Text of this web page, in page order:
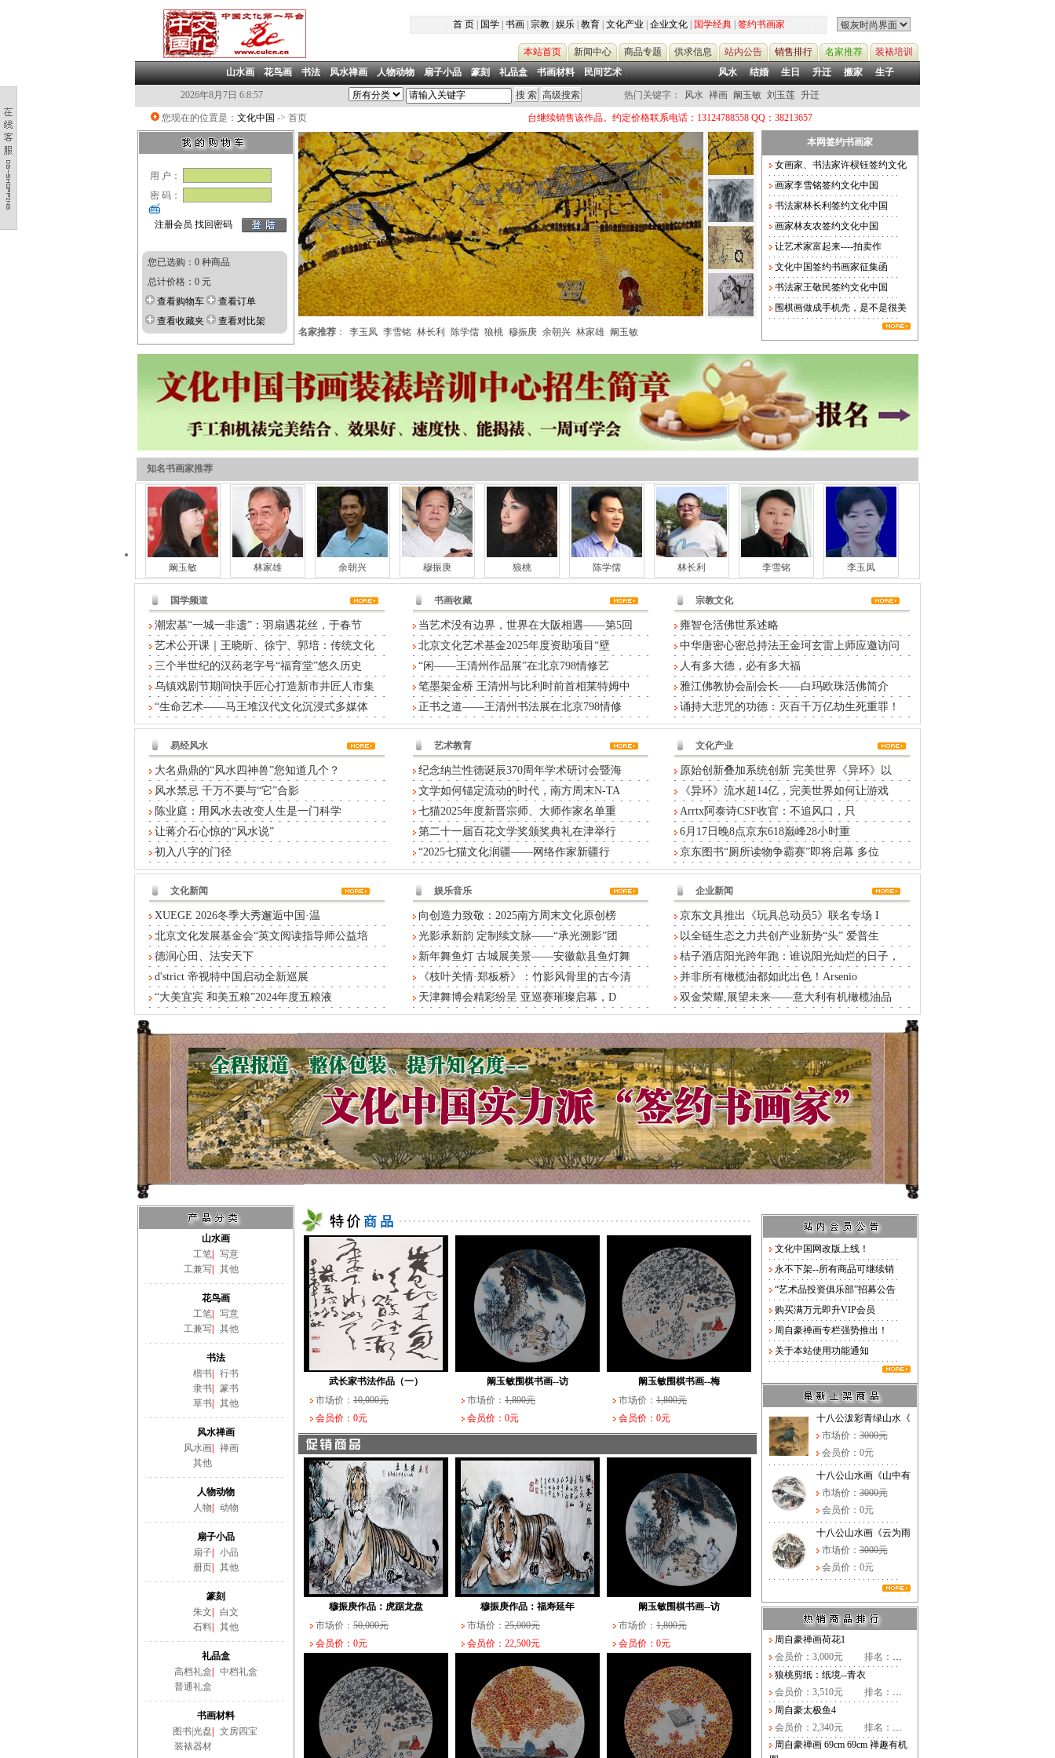
首 页| 国学| 书画| 宗教| 娱乐| 教育| 文化产业 企业文化| 国学经典| 签约书画家
本站首页 新闻中心 商品专题 供求信息 站内公告 销售排行 名家推荐
装裱培训
山水画|花鸟画|书法|风水禅画|人物动物|扇子小品|篆刻 |礼品盒|书画材料|民间艺术| 风水 结婚 生日 升迁 搬家 生子
2026年8月7日 6:8:58 热门关键字： 风水 禅画 阚玉敏 刘玉莲 升迁
您现在的位置是： 文化中国 -> 首页
凡加盟本俱乐部，在本店购买书画作品者，均可借助本平台继续销售该作品。约定价格联系电话：13124788558 QQ：38213657
用 户：
密 码：
注册会员 找回密码
您已选购：0 种商品
总计价格：0 元
查看购物车
查看订单
查看收藏夹
查看对比架
名家推荐 ： 李玉凤 李雪铭 林长利 陈学儒 狼桃 穆振庚 余朝兴 林家雄 阚玉敏
本网签约书画家
女画家、书法家许棂钰签约文化
画家李雪铭签约文化中国
书法家林长利签约文化中国
画家林友农签约文化中国
让艺术家富起来----拍卖作
文化中国签约书画家征集函
书法家王敬民签约文化中国
围棋画做成手机壳，是不是很美
知名书画家推荐
阚玉敏 林家雄 余朝兴 穆振庚 狼桃 陈学儒 林长利 李雪铭 李玉凤
国学频道
潮宏基“一城一非遗”：羽扇遇花丝，于春节
艺术公开课｜王晓昕、徐宁、郭培：传统文化
三个半世纪的汉药老字号“福育堂”悠久历史
乌镇戏剧节期间快手匠心打造新市井匠人市集
“生命艺术——马王堆汉代文化沉浸式多媒体
书画收藏
当艺术没有边界，世界在大阪相遇——第5回
北京文化艺术基金2025年度资助项目“壁
“闲——王清州作品展”在北京798情修艺
笔墨架金桥 王清州与比利时前首相莱特姆中
正书之道——王清州书法展在北京798情修
宗教文化
雍智仓活佛世系述略
中华唐密心密总持法王金珂玄雷上师应邀访问
人有多大德，必有多大福
雅江佛教协会副会长——白玛欧珠活佛简介
诵持大悲咒的功德：灭百千万亿劫生死重罪！
易经风水
大名鼎鼎的“风水四神兽”您知道几个？
风水禁忌 千万不要与“它”合影
陈业庭：用风水去改变人生是一门科学
让蒋介石心惊的“风水说”
初入八字的门径
艺术教育
纪念纳兰性德诞辰370周年学术研讨会暨海
文学如何锚定流动的时代，南方周末N-TA
七猫2025年度新晋宗师、大师作家名单重
第二十一届百花文学奖颁奖典礼在津举行
“2025七猫文化润疆——网络作家新疆行
文化产业
原始创新叠加系统创新 完美世界《异环》以
《异环》流水超14亿，完美世界如何让游戏
Arrtx阿泰诗CSF收官：不追风口，只
6月17日晚8点京东618巅峰28小时重
京东图书“厕所读物争霸赛”即将启幕 多位
文化新闻
XUEGE 2026冬季大秀邂逅中国·温
北京文化发展基金会“英文阅读指导师公益培
德润心田、法安天下
d'strict 帝视特中国启动全新巡展
“大美宜宾 和美五粮”2024年度五粮液
娱乐音乐
向创造力致敬：2025南方周末文化原创榜
光影承新韵 定制续文脉——“承光溯影”团
新年舞鱼灯 古城展美景——安徽歙县鱼灯舞
《枝叶关情·郑板桥》：竹影风骨里的古今清
天津舞博会精彩纷呈 亚巡赛璀璨启幕，D
企业新闻
京东文具推出《玩具总动员5》联名专场 I
以全链生态之力共创产业新势“头” 爱普生
桔子酒店阳光跨年跑：谁说阳光灿烂的日子，
并非所有橄榄油都如此出色！Arsenio
双金荣耀,展望未来——意大利有机橄榄油品
山水画
工笔|
写意
工兼写| 其他
花鸟画
工笔|
写意
工兼写| 其他
书法
楷书
行书
隶书
篆书
草书
其他
风水禅画
风水画|
禅画
其他
人物动物
人物
动物
扇子小品
扇子|
小品
册页| 其他
篆刻
朱文
白文
石料| 其他
礼品盒
高档礼盒
中档礼盒
普通礼盒
书画材料
图书|光盘
文房四宝
装裱器材
武长家书法作品（一）
市场价： 10,000元
会员价：0元
阚玉敏围棋书画--访
市场价： 1,800元
会员价：0元
阚玉敏围棋书画--梅
市场价： 1,800元
会员价：0元
穆振庚作品：虎踞龙盘
市场价： 50,000元
会员价：0元
穆振庚作品：福寿延年
市场价： 25,000元
会员价：22,500元
阚玉敏围棋书画--访
市场价： 1,800元
会员价：0元
文化中国网改版上线！
永不下架--所有商品可继续销
“艺术品投资俱乐部”招募公告
购买满万元即升VIP会员
周自豪禅画专栏强势推出！
关于本站使用功能通知
十八公泼彩青绿山水《
市场价：3000元
会员价：0元
十八公山水画《山中有
市场价：3000元
会员价：0元
十八公山水画《云为雨
市场价：3000元
会员价：0元
周自豪禅画荷花1
会员价：3,000元
排名： …
狼桃剪纸：纸境--青衣
会员价：3,510元
排名： …
周自豪太极鱼4
会员价：2,340元
排名： …
周自豪禅画 69cm 69cm 禅趣有机